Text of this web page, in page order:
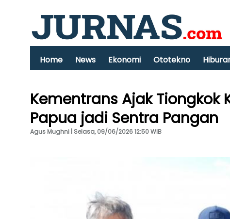
Home News Ekonomi Ototekno
Kementrans Ajak Tiongkok
Papua jadi Sentra Pangan
Agus Mughni | Selasa, 09/06/2026 12:50 WIB